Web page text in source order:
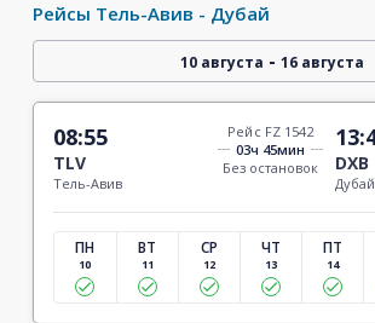
Рейсы Тель-Авив - Дубай
10 августа - 16 августа
08:55
TLV
Тель-Авив
Рейс FZ 1542
03ч 45мин
Без остановок
DXB
Дубай
ПН
10
ВТ
11
СР
12
ЧТ
13
ПТ
14